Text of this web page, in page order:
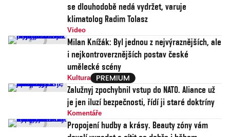
se dlouhodobě nedá vydržet, varuje
klimatolog Radim Tolasz
Video
Milan Knížák: Byl jednou z nejvýraznějších, ale
i nejkontroverznějších postav české
umělecké scény
Kultura
Zalužnyj zpochybnil vstup do NATO. Aliance už
je jen iluzí bezpečnosti, řídí ji staré doktríny
Komentáře
Propojení hudby a krásy. Beauty zóny vám